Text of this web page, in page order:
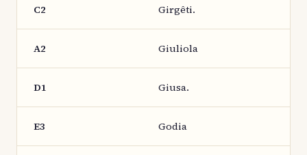
C2 Girgêti.
A2 Giuliola
D1 Giusa.
E3 Godia